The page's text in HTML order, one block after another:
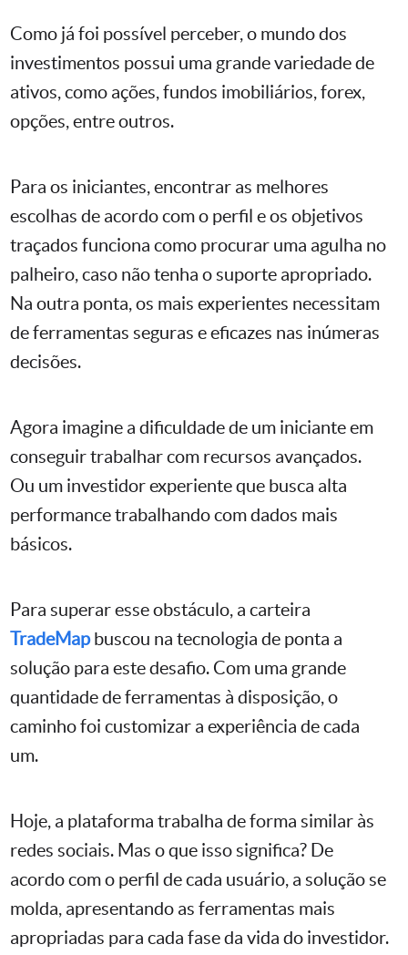
Como já foi possível perceber, o mundo dos
investimentos possui uma grande variedade de
ativos, como ações, fundos imobiliários, forex,
opções, entre outros.
Para os iniciantes, encontrar as melhores
escolhas de acordo com o perfil e os objetivos
traçados funciona como procurar uma agulha no
palheiro, caso não tenha o suporte apropriado.
Na outra ponta, os mais experientes necessitam
de ferramentas seguras e eficazes nas inúmeras
decisões.
Agora imagine a dificuldade de um iniciante em
conseguir trabalhar com recursos avançados.
Ou um investidor experiente que busca alta
performance trabalhando com dados mais
básicos.
Para superar esse obstáculo, a carteira
TradeMapbuscou na tecnologia de ponta a
solução para este desafio. Com uma grande
quantidade de ferramentas à disposição, o
caminho foi customizar a experiência de cada
um.
Hoje, a plataforma trabalha de forma similar às
redes sociais. Mas o que isso significa? De
acordo com o perfil de cada usuário, a solução se
molda, apresentando as ferramentas mais
apropriadas para cada fase da vida do investidor.